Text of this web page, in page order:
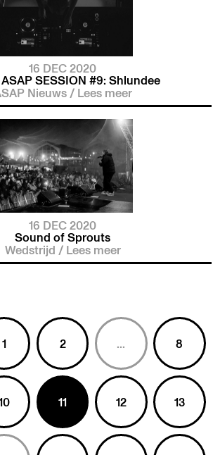
16 DEC 2020
SESSION #9: Shlundee
Nieuws /Lees meer
16 DEC 2020
Sound of Sprouts
Wedstrijd /Lees meer
1 2 ... 8
11 12 13